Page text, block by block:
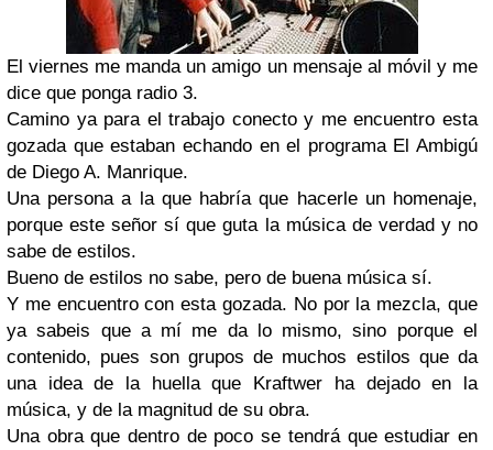
El viernes me manda un amigo un mensaje al móvil y me
dice que ponga radio 3.
Camino ya para el trabajo conecto y me encuentro esta
gozada que estaban echando en el programa El Ambigú
de Diego A. Manrique.
Una persona a la que habría que hacerle un homenaje,
porque este señor sí que guta la música de verdad y no
sabe de estilos.
Bueno de estilos no sabe, pero de buena música sí.
Y me encuentro con esta gozada. No por la mezcla, que
ya sabeis que a mí me da lo mismo, sino porque el
contenido, pues son grupos de muchos estilos que da
una idea de la huella que Kraftwer ha dejado en la
música, y de la magnitud de su obra.
Una obra que dentro de poco se tendrá que estudiar en